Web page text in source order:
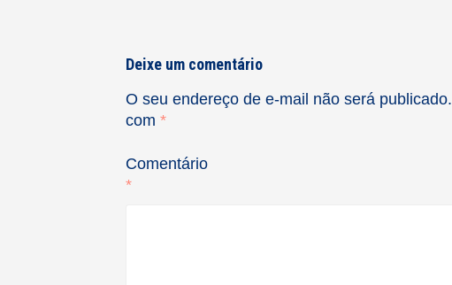
Deixe um comentário
O seu endereço de e-mail não será publicado.
com *
Comentário
*